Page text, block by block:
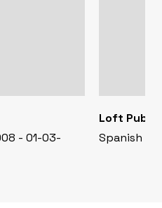
- 01-03-
Loft
Spanish